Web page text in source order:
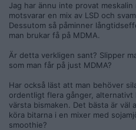
Jag har ännu inte provat
motsvarar en mix av LSD och
Dessutom så påminner
man brukar få på MDMA.
Är detta verkligen sant? Slipper
som man får på just MDMA?
Har också läst att man behöver
ordentligt flera gånger,
värsta bismaken. Det bästa är väl
köra bitarna i en mixer med
smoothie?